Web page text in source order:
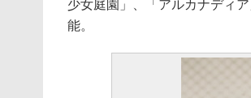
少女庭園」、「アルカナディ
能。